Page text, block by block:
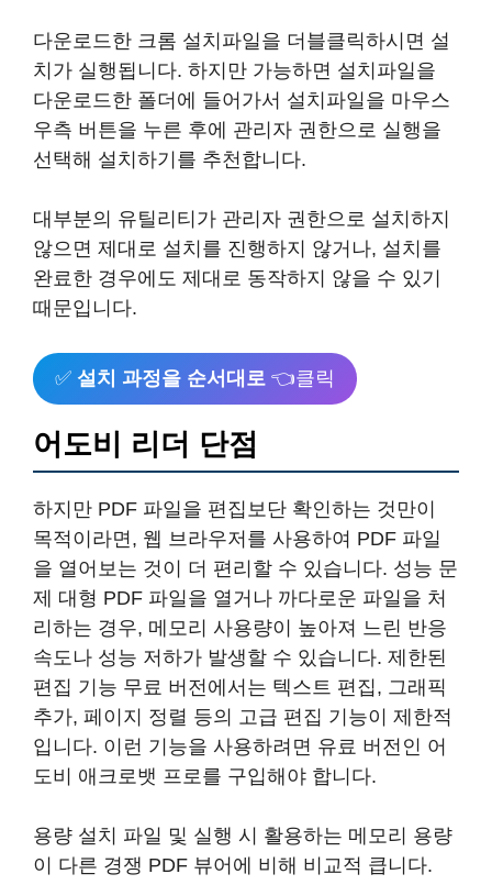
다운로드한 크롬 설치파일을 더블클릭하시면 설
치가 실행됩니다. 하지만 가능하면 설치파일을
다운로드한 폴더에 들어가서 설치파일을 마우스
우측 버튼을 누른 후에 관리자 권한으로 실행을
선택해 설치하기를 추천합니다.
대부분의 유틸리티가 관리자 권한으로 설치하지
않으면 제대로 설치를 진행하지 않거나, 설치를
완료한 경우에도 제대로 동작하지 않을 수 있기
때문입니다.
✅ 설치 과정을 순서대로 👈클릭
어도비 리더 단점
하지만 PDF 파일을 편집보단 확인하는 것만이
목적이라면, 웹 브라우저를 사용하여 PDF 파일
을 열어보는 것이 더 편리할 수 있습니다. 성능 문
제 대형 PDF 파일을 열거나 까다로운 파일을 처
리하는 경우, 메모리 사용량이 높아져 느린 반응
속도나 성능 저하가 발생할 수 있습니다. 제한된
편집 기능 무료 버전에서는 텍스트 편집, 그래픽
추가, 페이지 정렬 등의 고급 편집 기능이 제한적
입니다. 이런 기능을 사용하려면 유료 버전인 어
도비 애크로뱃 프로를 구입해야 합니다.
용량 설치 파일 및 실행 시 활용하는 메모리 용량
이 다른 경쟁 PDF 뷰어에 비해 비교적 큽니다.